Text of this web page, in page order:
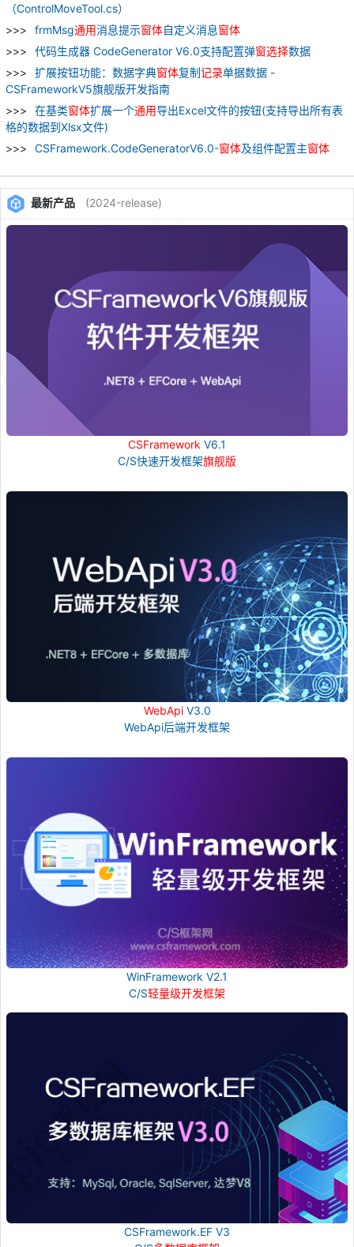
（ControlMoveTool.cs）
frmMsg通用消息提示窗体自定义消息窗体
代码生成器 CodeGenerator V6.0支持配置弹窗选择数据
扩展按钮功能：数据字典窗体复制记录单据数据 -
CSFrameworkV5旗舰版开发指南
在基类窗体扩展一个通用导出Excel文件的按钮(支持导出所有表
格的数据到Xlsx文件)
CSFramework.CodeGeneratorV6.0-窗体及组件配置主窗体
最新产品 (2024-release)
CSFramework V6.1
C/S快速开发框架旗舰版
WebApiV3.0
WebApi后端开发框架
WinFramework V2.1
C/S轻量级开发框架
CSFramework.EF V3